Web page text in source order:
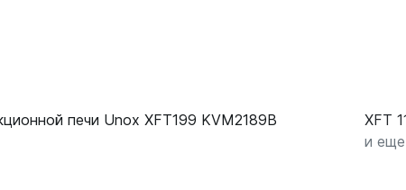
печи Unox XFT199 KVM2189B
XFT
и